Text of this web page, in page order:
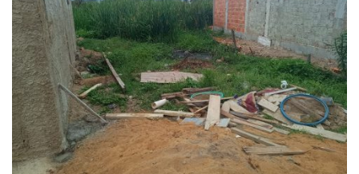
Sistemas